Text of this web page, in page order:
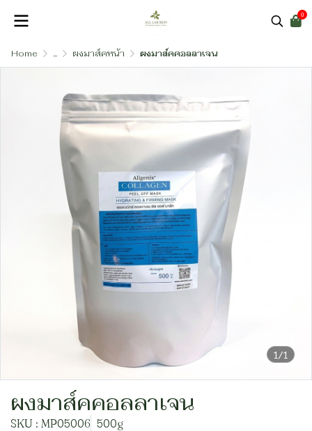
0
Home ... ผงมาส์คหน้า ผงมาส์คคอลลาเจน
1/1
ผงมาส์คคอลลาเจน
SKU : MP05006 500g